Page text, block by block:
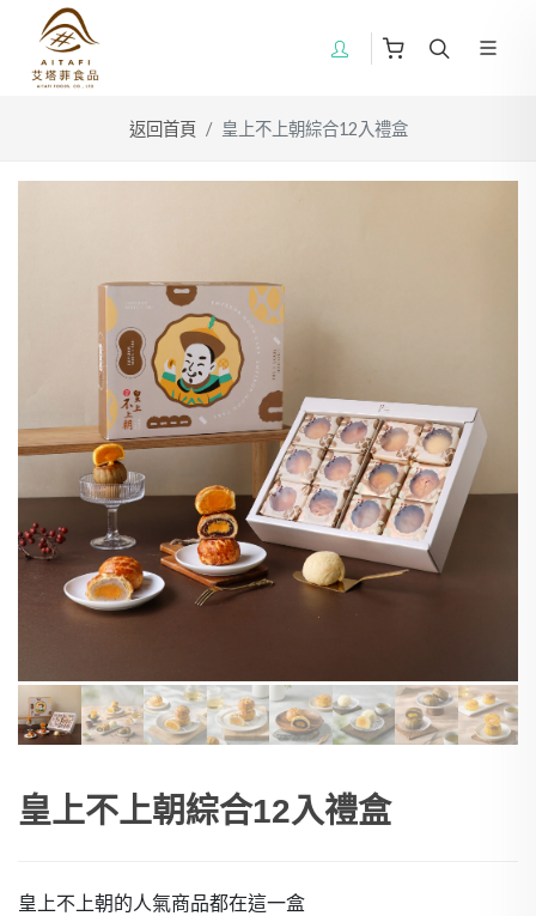
返回首頁 皇上不上朝綜合12入禮盒
皇上不上朝綜合12入禮盒
皇上不上朝的人氣商品都在這一盒